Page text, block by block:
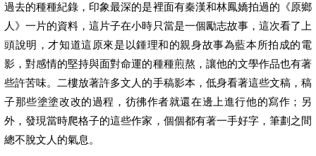
過去的種種紀錄，印象最深的是裡面有秦漢和林鳳嬌拍過的《原鄉
人》一片的資料，這片子在小時只當是一個勵志故事，這次看了上
頭說明，才知道這原來是以鍾理和的親身故事為藍本所拍成的電
影，對感情的堅持與面對命運的種種煎熬，讓他的文學作品也有著
些許苦味。二樓放著許多文人的手稿影本，低身看著這些文稿，稿
子那些塗塗改改的過程，彷彿作者就還在邊上進行他的寫作；另
外，發現當時爬格子的這些作家，個個都有著一手好字，筆劃之間
總不脫文人的氣息。